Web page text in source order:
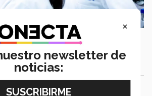
y el Dr. Mario Álvarez (centro) lideran el
de Biotecnología FEMSA.
×
newsletter de
noticias: